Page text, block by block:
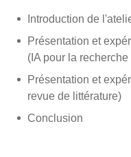
Introduction de
Présentation et
(IA pour la
Présentation et
revue de littérature)
Conclusion